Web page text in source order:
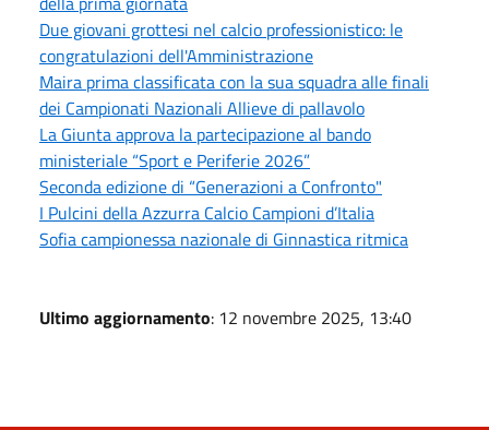
Due giovani grottesi nel calcio professionistico: le
congratulazioni dell'Amministrazione
Maira prima classificata con la sua squadra alle finali
dei Campionati Nazionali Allieve di pallavolo
La Giunta approva la partecipazione al bando
ministeriale “Sport e Periferie 2026”
Seconda edizione di “Generazioni a Confronto"
I Pulcini della Azzurra Calcio Campioni d’Italia
Sofia campionessa nazionale di Ginnastica ritmica
Ultimo aggiornamento: 12 novembre 2025, 13:40